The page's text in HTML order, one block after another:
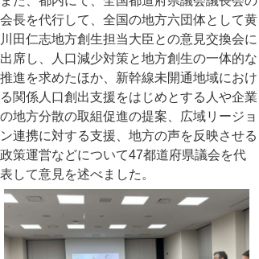
会長を代行して、全国の地方六団体として黄
川田仁志地方創生担当大臣との意見交換会に
出席し、人口減少対策と地方創生の一体的な
推進を求めたほか、新幹線未開通地域におけ
る関係人口創出支援をはじめとする人や企業
の地方分散の取組促進の提案、広域リージョ
ン連携に対する支援、地方の声を反映させる
政策運営などについて47都道府県議会を代
表して意見を述べました。